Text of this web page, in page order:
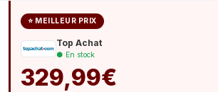
⭐ MEILLEUR PRIX
Top Achat
● En stock
329,99€